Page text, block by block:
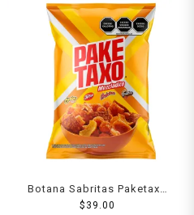
Botana Sabritas Paketaxo
Mezcladito Chile, limón,
$ 39.00